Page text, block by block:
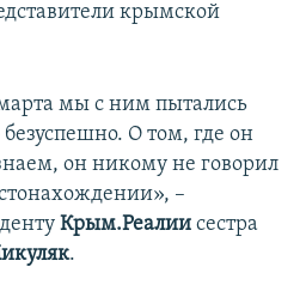
крымской
мы с ним пытались
безуспешно. О том, где он
он никому не говорил
–
Крым.Реалии сестра
.